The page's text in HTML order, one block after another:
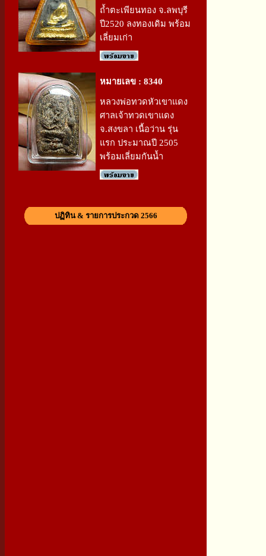
ถ้ำตะเพียนทอง จ.ลพบุรี
ปี2520 ลงทองเดิม พร้อม
เลี่ยมเก่า
หมายเลข : 8340
หลวงพ่อทวดหัวเขาแดง
ศาลเจ้าทวดเขาแดง
จ.สงขลา เนื้อว่าน รุ่น
แรก ประมาณปี 2505
พร้อมเลี่ยมกันน้ำ
ปฏิทิน & รายการประกวด 2566